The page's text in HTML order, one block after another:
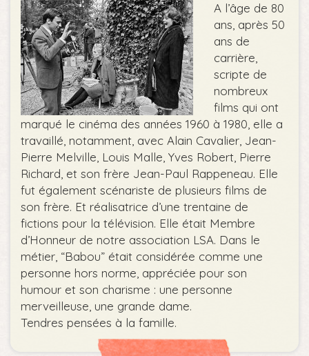
A l’âge de 80
ans, après 50
ans de
carrière,
scripte de
nombreux
films qui ont
marqué le cinéma des années 1960 à 1980, elle a
travaillé, notamment, avec Alain Cavalier, Jean-
Pierre Melville, Louis Malle, Yves Robert, Pierre
Richard, et son frère Jean-Paul Rappeneau. Elle
fut également scénariste de plusieurs films de
son frère. Et réalisatrice d’une trentaine de
fictions pour la télévision. Elle était Membre
d’Honneur de notre association LSA. Dans le
métier, “Babou” était considérée comme une
personne hors norme, appréciée pour son
humour et son charisme : une personne
merveilleuse, une grande dame.
Tendres pensées à la famille.